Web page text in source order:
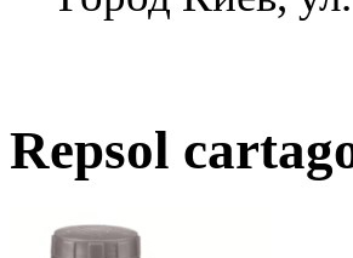
Repsol